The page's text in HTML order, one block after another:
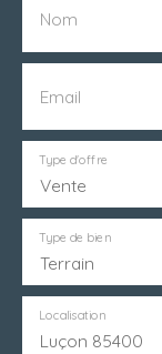
Nom
Email
Vente
Type d'offre
Terrain
Type de bien
Luçon 85400
Localisation